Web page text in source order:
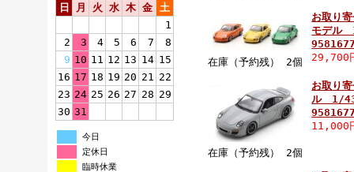
日
月 火 水 木 金 土
1
2
3 4 5 6 7
8
9 10 11 12 13 14 15
16 17 18 19 20 21 22
23 24 25 26 27 28 29
30 31
今日
定休日
臨時休業
在庫（予約残） 2個
お取り
モデ
29,700
在庫（予約残） 2個
お取り
ル 1/
11,000